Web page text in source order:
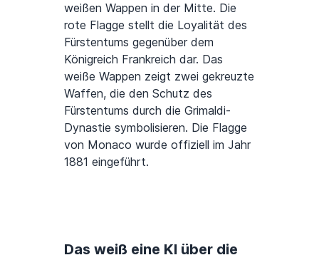
weißen Wappen in der Mitte. Die
rote Flagge stellt die Loyalität des
Fürstentums gegenüber dem
Königreich Frankreich dar. Das
weiße Wappen zeigt zwei gekreuzte
Waffen, die den Schutz des
Fürstentums durch die Grimaldi-
Dynastie symbolisieren. Die Flagge
von Monaco wurde offiziell im Jahr
1881 eingeführt.
Das weiß eine KI über die